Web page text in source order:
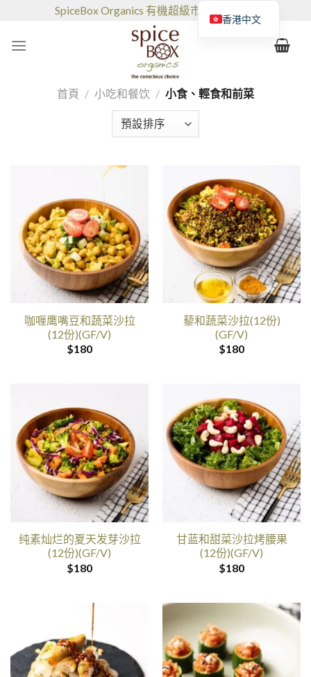
SpiceBox Organics 有機超級市場和咖啡館
首頁 / 小吃和餐饮 / 小食、輕食和前菜
咖喱鹰嘴豆和蔬菜沙拉
(12份)(GF/V)
$180
藜和蔬菜沙拉(12份)
(GF/V)
$180
纯素灿烂的夏天发芽沙拉
(12份)(GF/V)
$180
甘蓝和甜菜沙拉烤腰果
(12份)(GF/V)
$180
香港中文